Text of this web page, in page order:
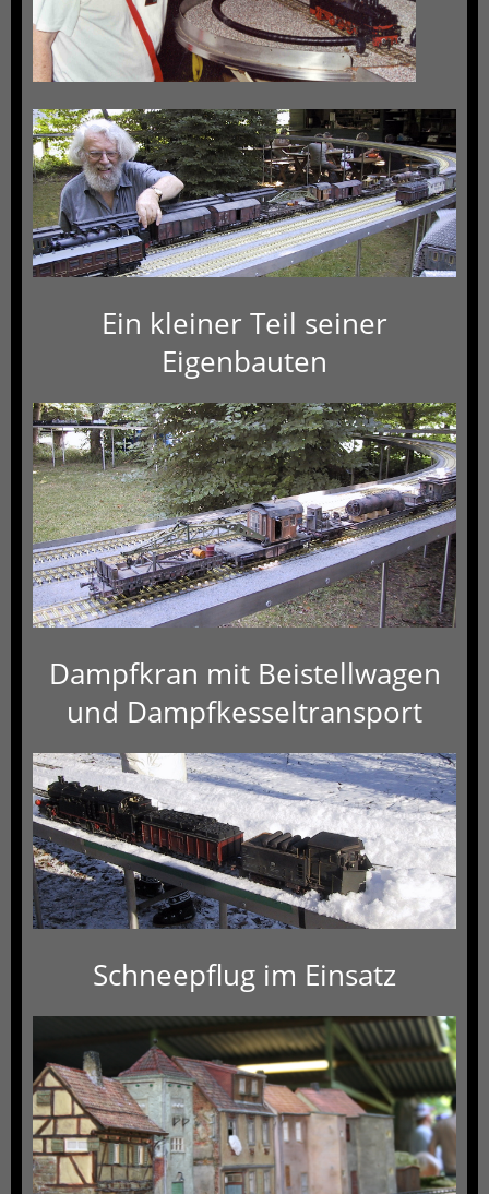
Ein kleiner Teil seiner
Eigenbauten
Dampfkran mit Beistellwagen
und Dampfkesseltransport
Schneepflug im Einsatz